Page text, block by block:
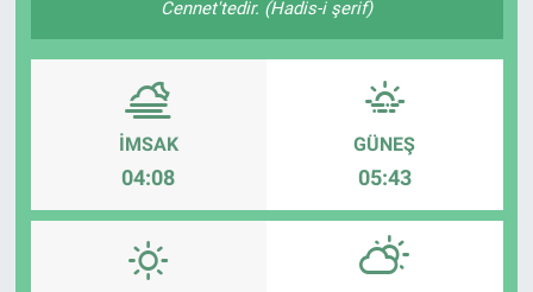
Cennet'tedir. (Hadis-i şerif)
İMSAK
04:08
GÜNEŞ
05:43